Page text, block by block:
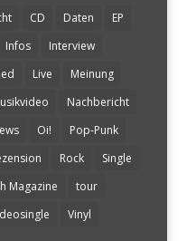
CD Daten
EP
Infos
Interview
Live
Meinung
Nachbericht
Oi!
Pop-Punk
Rock
Single
Magazine
tour
Vinyl